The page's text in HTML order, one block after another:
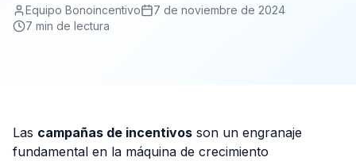
Equipo Bonoincentivo
7 de noviembre de 2024
7 min de lectura
Las campañas de incentivos son un engranaje
fundamental en la máquina de crecimiento